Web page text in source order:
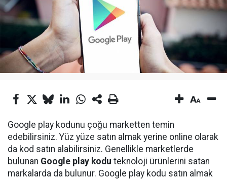
Google play kodunu çoğu marketten temin
edebilirsiniz. Yüz yüze satın almak yerine online olarak
da kod satın alabilirsiniz. Genellikle marketlerde
bulunan Google play kodu teknoloji ürünlerini satan
markalarda da bulunur. Google play kodu satın almak